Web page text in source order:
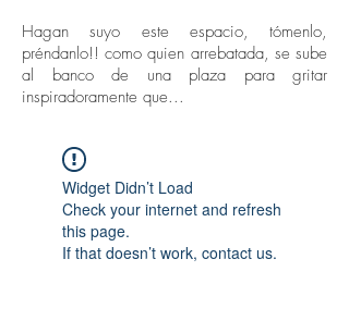
Hagan suyo este espacio, tómenlo,
préndanlo!! como quien arrebatada, se sube
al banco de una plaza para gritar
inspiradoramente que...
Widget Didn’t Load
Check your internet and refresh
this page.
If that doesn’t work, contact us.